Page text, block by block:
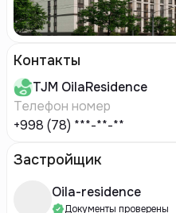
Контакты
TJM OilaResidence
Телефон номер
+998 (78) ***-**-**
Застройщик
Oila-residence
Документы проверены